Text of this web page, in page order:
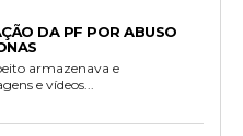
DA PF POR ABUSO
armazenava e
e vídeos...